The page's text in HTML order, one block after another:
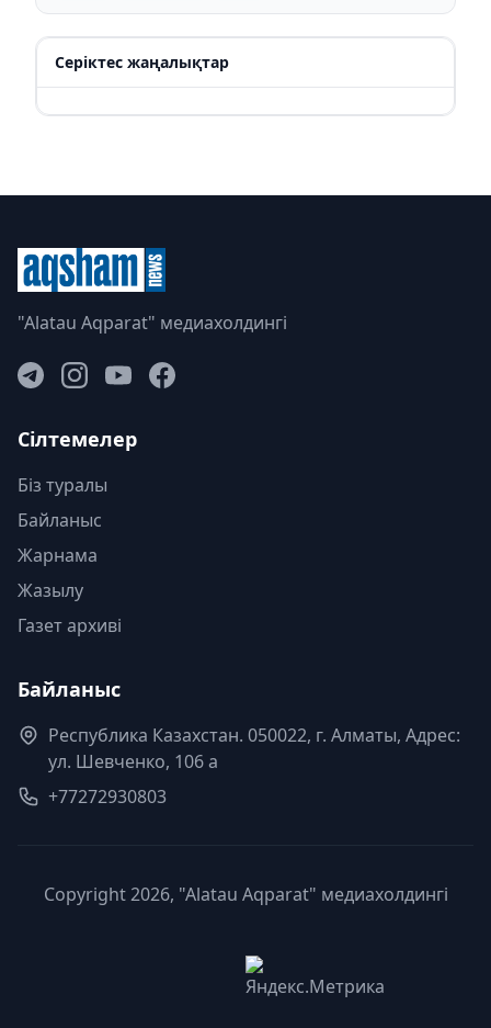
Серіктес жаңалықтар
"Alatau Aqparat" медиахолдингі
Сілтемелер
Біз туралы
Байланыс
Жарнама
Жазылу
Газет архиві
Байланыс
Республика Казахстан. 050022, г. Алматы, Адрес:
ул. Шевченко, 106 а
+77272930803
Copyright 2026, "Alatau Aqparat" медиахолдингі